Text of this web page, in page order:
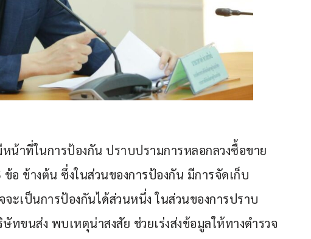
น้าที่ในการป้องกัน ปราบปรามการหลอกลวงซื้อขาย
อ ข้างต้น ซึ่งในส่วนของการป้องกัน มีการจัดเก็บ
ะเป็นการป้องกันได้ส่วนหนึ่ง ในส่วนของการปราบ
ทขนส่ง พบเหตุน่าสงสัย ช่วยเร่งส่งข้อมูลให้ทางตำรวจ